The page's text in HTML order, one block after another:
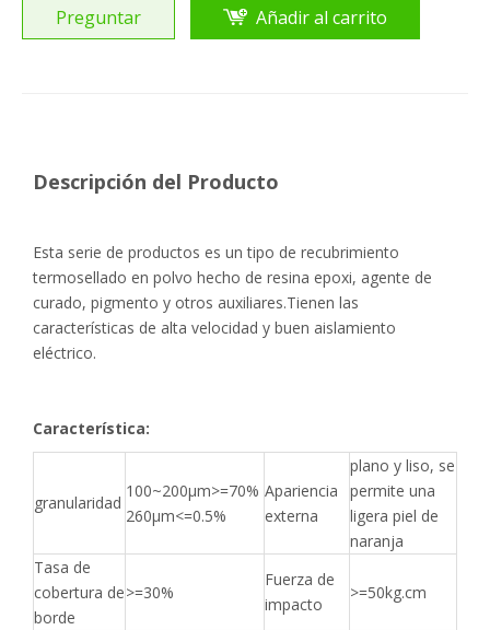
Preguntar Añadir al carrito
Descripción del Producto
Esta serie de productos es un tipo de recubrimiento
termosellado en polvo hecho de resina epoxi, agente de
curado, pigmento y otros auxiliares.Tienen las
características de alta velocidad y buen aislamiento
eléctrico.
Característica:
granularidad
100~200μm>=70%
260μm<=0.5%
Apariencia
externa
plano y liso, se
permite una
ligera piel de
naranja
Tasa de
cobertura de
borde
>=30%
Fuerza de
impacto
>=50kg.cm